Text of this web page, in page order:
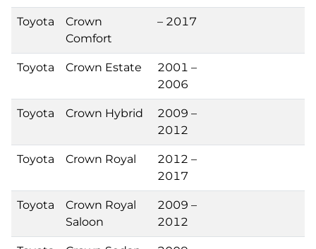
Toyota
Crown
Comfort
– 2017
Toyota Crown Estate
2001 –
2006
Toyota Crown Hybrid
2009 –
2012
Toyota Crown Royal
2012 –
2017
Toyota
Crown Royal
Saloon
2009 –
2012